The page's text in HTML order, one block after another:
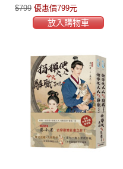
$799 優惠價799元
放入購物車